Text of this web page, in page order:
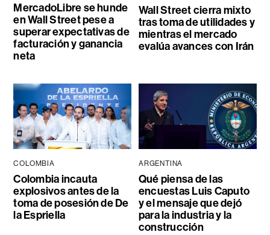
MercadoLibre se hunde
en Wall Street pese a
superar expectativas de
facturación y ganancia
neta
Wall Street cierra mixto
tras toma de utilidades y
mientras el mercado
evalúa avances con Irán
COLOMBIA
Colombia incauta
explosivos antes de la
toma de posesión de De
la Espriella
ARGENTINA
Qué piensa de las
encuestas Luis Caputo
y el mensaje que dejó
para la industria y la
construcción